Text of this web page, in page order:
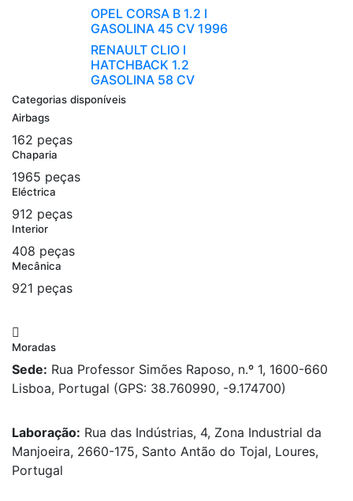
OPEL CORSA B 1.2 I
GASOLINA 45 CV 1996
RENAULT CLIO I
HATCHBACK 1.2
GASOLINA 58 CV
Categorias disponíveis
Airbags
162 peças
Chaparia
1965 peças
Eléctrica
912 peças
Interior
408 peças
Mecânica
921 peças
Moradas
Sede: Rua Professor Simões Raposo, n.º 1, 1600-660
Lisboa, Portugal (GPS: 38.760990, -9.174700)
Laboração: Rua das Indústrias, 4, Zona Industrial da
Manjoeira, 2660-175, Santo Antão do Tojal, Loures,
Portugal